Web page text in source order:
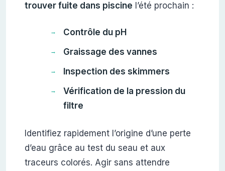
trouver fuite dans piscine l’été prochain :
Contrôle du pH
Graissage des vannes
Inspection des skimmers
Vérification de la pression du
filtre
Identifiez rapidement l’origine d’une perte
d’eau grâce au test du seau et aux
traceurs colorés. Agir sans attendre